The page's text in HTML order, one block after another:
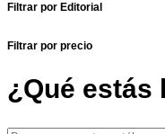
Filtrar por Editorial
Filtrar por precio
¿Qué estás